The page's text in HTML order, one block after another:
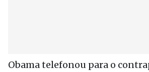
Obama telefonou para o